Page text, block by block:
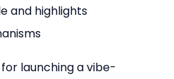
and highlights
launching a vibe-